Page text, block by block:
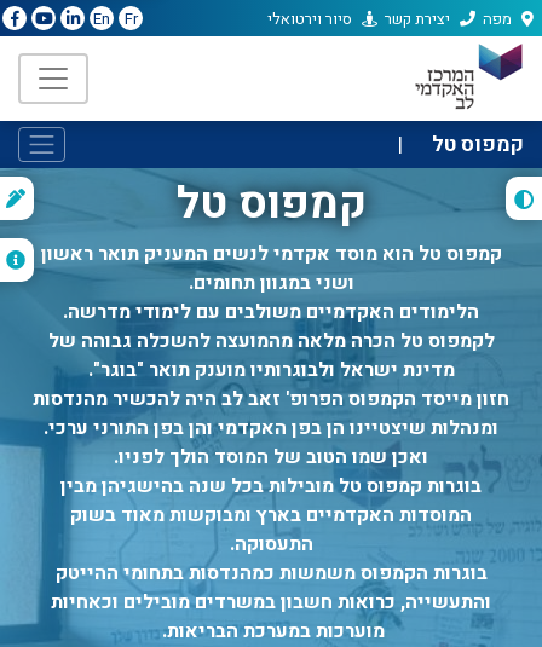
מפה יצירת קשר סיור וירטואלי Fr
En
קמפוס טל |
קמפוס טל
קמפוס טל הוא מוסד אקדמי לנשים המעניק תואר ראשון
ושני במגוון תחומים.
הלימודים האקדמיים משולבים עם לימודי מדרשה.
לקמפוס טל הכרה מלאה מהמועצה להשכלה גבוהה של
מדינת ישראל ולבוגרותיו מוענק תואר "בוגר".
חזון מייסד הקמפוס הפרופ' זאב לב היה להכשיר מהנדסות
ומנהלות שיצטיינו הן בפן האקדמי והן בפן התורני ערכי.
ואכן שמו הטוב של המוסד הולך לפניו.
בוגרות קמפוס טל מובילות בכל שנה בהישגיהן מבין
המוסדות האקדמיים בארץ ומבוקשות מאוד בשוק
התעסוקה.
בוגרות הקמפוס משמשות כמהנדסות בתחומי ההייטק
והתעשייה, כרואות חשבון במשרדים מובילים וכאחיות
מוערכות במערכת הבריאות.